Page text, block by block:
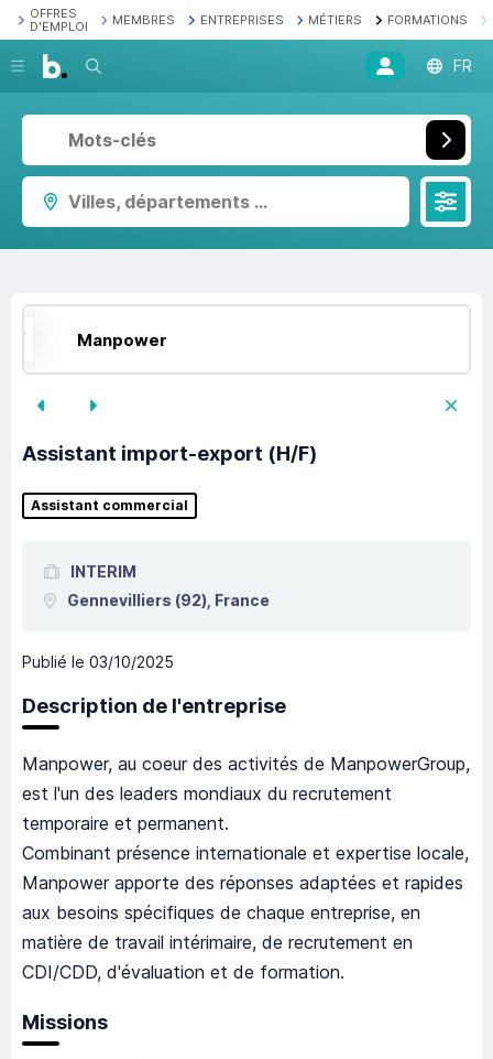
OFFRES
D'EMPLOI
MEMBRES ENTREPRISES MÉTIERS FORMATIONS
Recherche FR
Villes, départements ...
Manpower
Assistant import-export (H/F)
Assistant commercial
INTERIM
Gennevilliers (92), France
Publié le 03/10/2025
Description de l'entreprise
Manpower, au coeur des activités de ManpowerGroup,
est l'un des leaders mondiaux du recrutement
temporaire et permanent.
Combinant présence internationale et expertise locale,
Manpower apporte des réponses adaptées et rapides
aux besoins spécifiques de chaque entreprise, en
matière de travail intérimaire, de recrutement en
CDI/CDD, d'évaluation et de formation.
Missions